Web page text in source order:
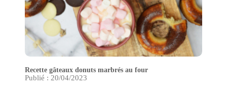
Recette gâteaux donuts marbrés au four
Publié : 20/04/2023